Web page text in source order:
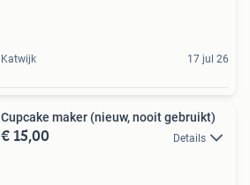
Katwijk 17 jul 26
Cupcake maker (nieuw, nooit gebruikt)
€ 15,00 Details